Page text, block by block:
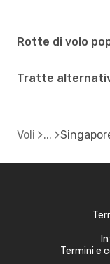
Rotte di volo
Tratte
Voli
Termini e